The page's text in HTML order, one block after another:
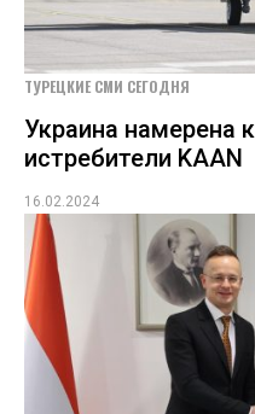
ТУРЕЦКИЕ СМИ СЕГОДНЯ
Украина намерена
истребители KAAN
16.02.2024